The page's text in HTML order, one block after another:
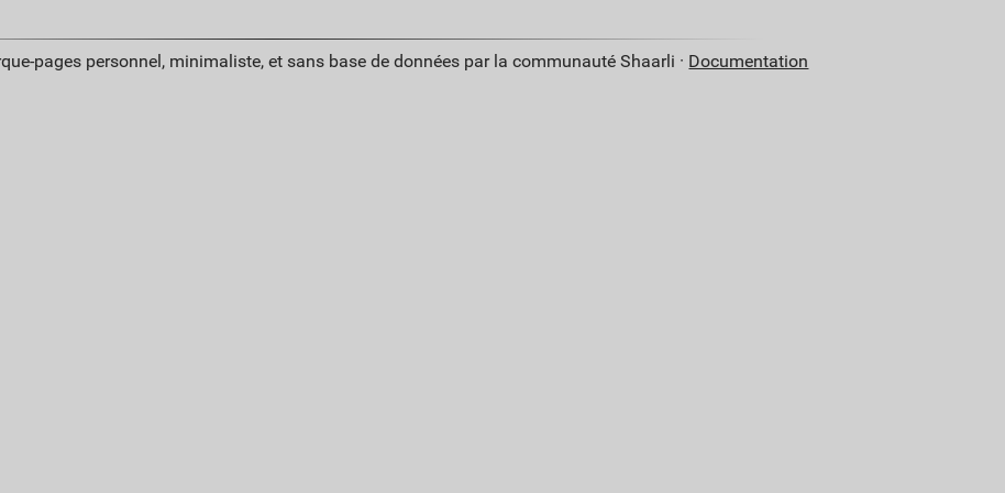
pages personnel, minimaliste, et sans base de données par la communauté Shaarli · Documentation